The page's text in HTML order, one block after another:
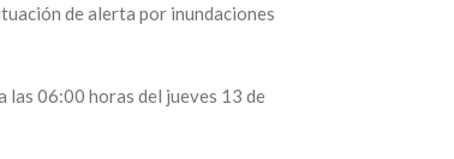
de alerta por inundaciones
06:00 horas del jueves 13 de